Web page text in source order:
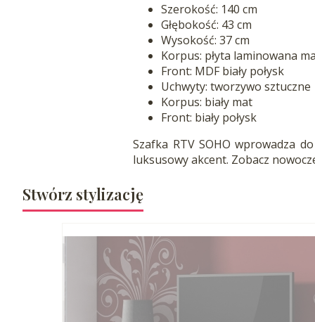
Szerokość: 140 cm
Głębokość: 43 cm
Wysokość: 37 cm
Korpus: płyta laminowana
Front: MDF biały połysk
Uchwyty: tworzywo sztuczne
Korpus: biały mat
Front: biały połysk
Szafka RTV SOHO wprowadza
luksusowy akcent. Zobacz
Stwórz stylizację